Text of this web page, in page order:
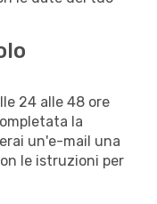
24 alle 48 ore
la
un'e-mail una
le istruzioni per